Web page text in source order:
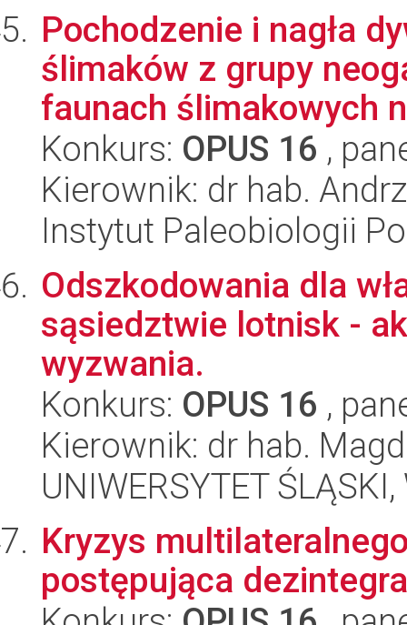
Pochodzenie i nagła
ślimaków z grupy
faunach ślimakowych
Konkurs: OPUS 16 ,
Kierownik: dr hab.
Instytut Paleobiologii
Odszkodowania dla
sąsiedztwie lotnisk -
wyzwania.
Konkurs: OPUS 16 ,
Kierownik: dr hab.
UNIWERSYTET
Kryzys
postępująca